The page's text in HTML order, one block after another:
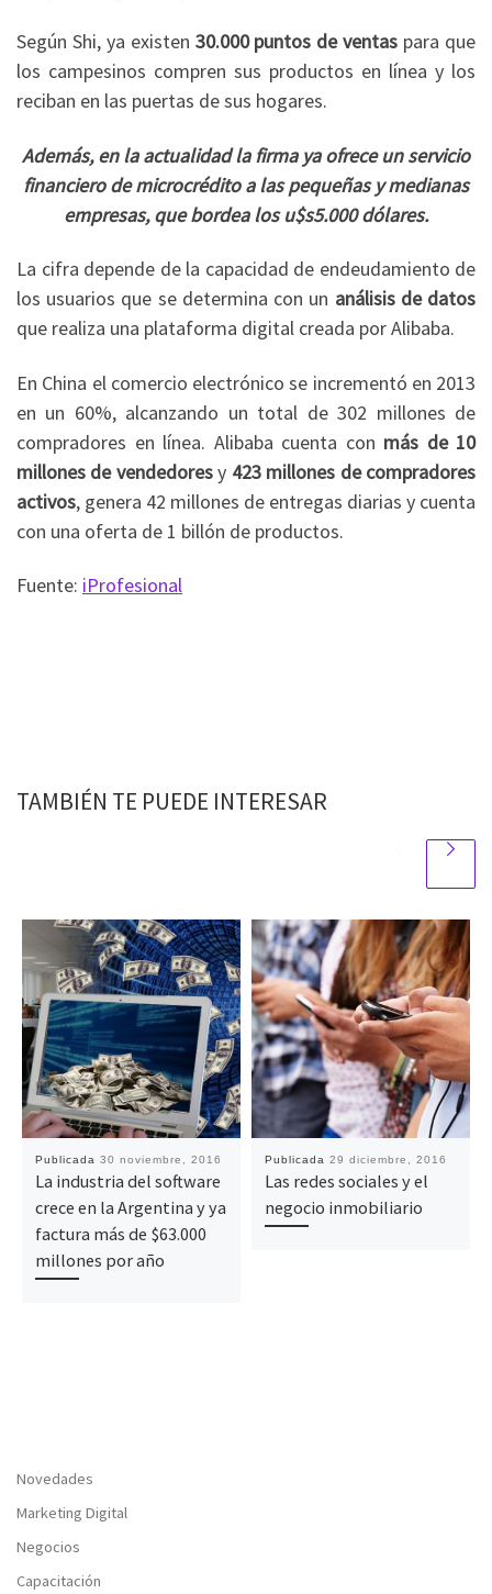
Según Shi, ya existen 30.000 puntos de ventas para que
los campesinos compren sus productos en línea y los
reciban en las puertas de sus hogares.
Además, en la actualidad la firma ya ofrece un servicio
financiero de microcrédito a las pequeñas y medianas
empresas, que bordea los u$s5.000 dólares.
La cifra depende de la capacidad de endeudamiento de
los usuarios que se determina con un análisis de datos
que realiza una plataforma digital creada por Alibaba.
En China el comercio electrónico se incrementó en 2013
en un 60%, alcanzando un total de 302 millones de
compradores en línea. Alibaba cuenta con más de 10
millones de vendedoresy 423 millones de compradores
activos, genera 42 millones de entregas diarias y cuenta
con una oferta de 1 billón de productos.
Fuente: iProfesional
TAMBIÉN TE PUEDE INTERESAR
Publicada 30 noviembre, 2016
La industria del software
crece en la Argentina y ya
factura más de $63.000
millones por año
Publicada 29 diciembre, 2016
Las redes sociales y el
negocio inmobiliario
Novedades
Marketing Digital
Negocios
Capacitación